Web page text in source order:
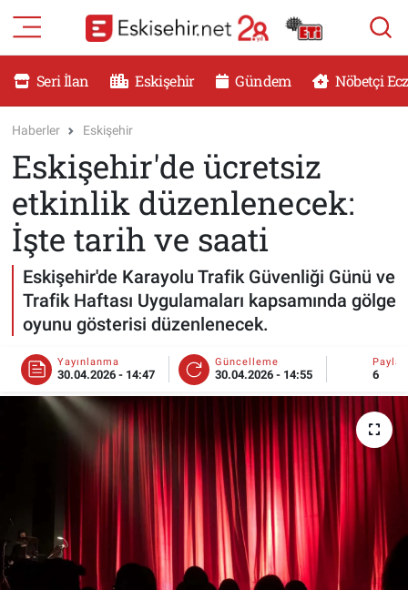
Seri İlan Eskişehir Gündem Nöbetçi
Haberler Eskişehir
Eskişehir'de ücretsiz
etkinlik düzenlenecek:
İşte tarih ve saati
Eskişehir'de Karayolu Trafik Güvenliği Günü ve
Trafik Haftası Uygulamaları kapsamında gölge
oyunu gösterisi düzenlenecek.
Yayınlanma
30.04.2026 - 14:47
Güncelleme
30.04.2026 - 14:55 6
RESMİ İLANLAR
DÜNYA
SAĞLIK
MAGAZİN
KADIN
YEMEK
ESKİŞEHİR NÖBETÇİ ECZANELER
Eskişehir Haber İçerikleri
Eskişehir Hava Durumu
Eskişehir Tramvay Saatleri
Eskişehir Nöbetçi Eczaneler
Eskişehir Namaz Vakitleri
Eskişehir Trafik Yoğunluk Haritası
Süper Lig Puan Durumu ve Fikstür
Tüm Manşetler
Haber Arşivi